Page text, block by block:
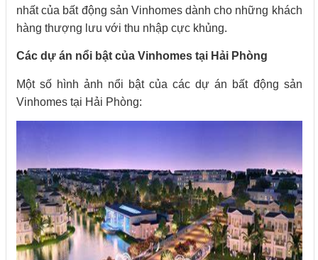
nhất của bất động sản Vinhomes dành cho những khách
hàng thượng lưu với thu nhập cực khủng.
Các dự án nổi bật của Vinhomes tại Hải Phòng
Một số hình ảnh nổi bật của các dự án bất động sản
Vinhomes tại Hải Phòng: